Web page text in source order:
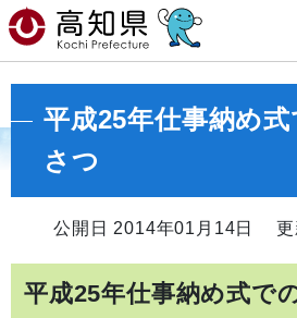
平成25年仕事納め
さつ
公開日 2014年01月14日
平成25年仕事納め式で